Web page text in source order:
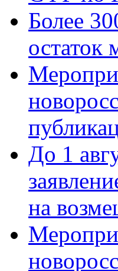
Более
остаток
До 1
на